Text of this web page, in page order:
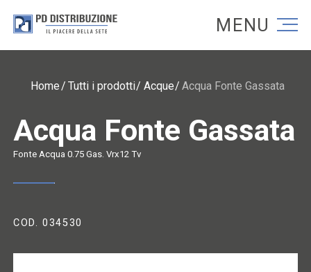
Torna alla homepage
Home Tutti i prodotti Acque Acqua Fonte Gassata
Acqua Fonte Gassata
Fonte Acqua 0.75 Gas. Vrx12 Tv
COD. 034530